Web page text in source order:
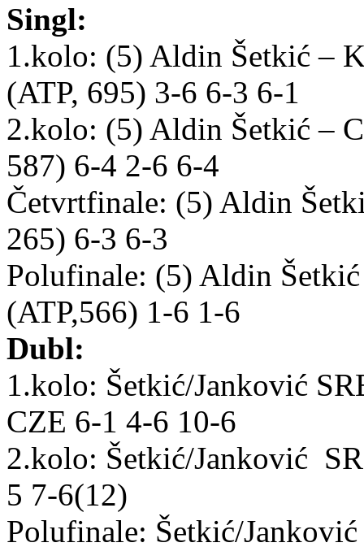
Singl:
1.kolo: (5) Aldin Šetkić –
(ATP, 695) 3-6 6-3 6-1
2.kolo: (5) Aldin Šetkić –
587) 6-4 2-6 6-4
Četvrtfinale: (5) Aldin
265) 6-3 6-3
Polufinale: (5) Aldin
(ATP,566) 1-6 1-6
Dubl:
1.kolo: Šetkić/Janković
CZE 6-1 4-6 10-6
2.kolo: Šetkić/Janković
5 7-6(12)
Polufinale: Šetkić/